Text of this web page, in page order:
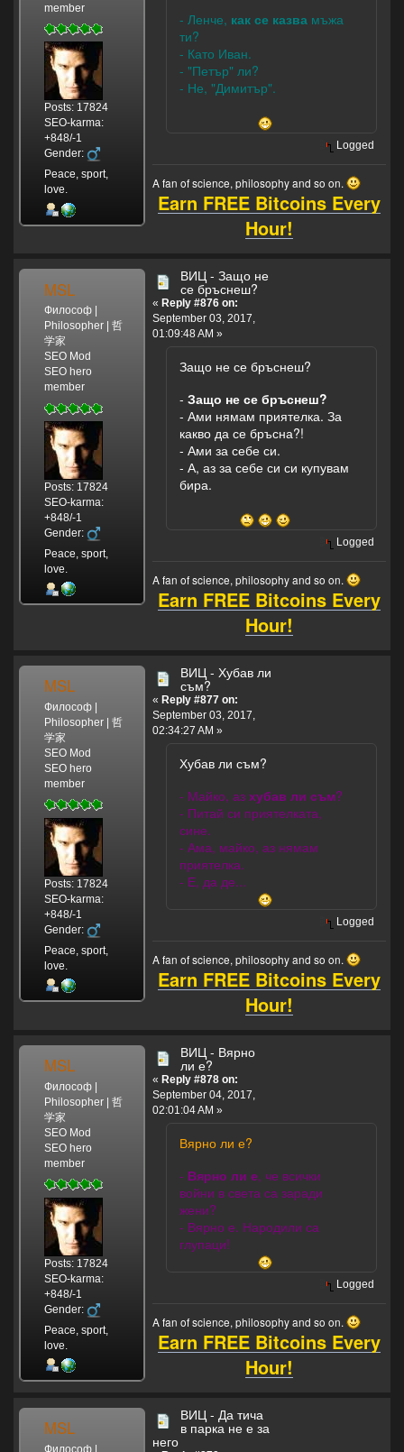
member
Posts: 17824
SEO-karma:
+848/-1
Gender:
Peace, sport,
love.
- Ленче, как се казва мъжа
ти?
- Като Иван.
- "Петър" ли?
- Не, "Димитър".
Logged
A fan of science, philosophy and so on.
Earn FREE Bitcoins Every
Hour!
MSL
Философ |
Philosopher | 哲
学家
SEO Mod
SEO hero
member
Posts: 17824
SEO-karma:
+848/-1
Gender:
Peace, sport,
love.
ВИЦ - Защо не
се бръснеш?
« Reply #876 on:
September 03, 2017,
01:09:48 AM »
Защо не се бръснеш?
- Защо не се бръснеш?
- Ами нямам приятелка. За
какво да се бръсна?!
- Ами за себе си.
- А, аз за себе си си купувам
бира.
Logged
A fan of science, philosophy and so on.
Earn FREE Bitcoins Every
Hour!
MSL
Философ |
Philosopher | 哲
学家
SEO Mod
SEO hero
member
Posts: 17824
SEO-karma:
+848/-1
Gender:
Peace, sport,
love.
ВИЦ - Хубав ли
съм?
« Reply #877 on:
September 03, 2017,
02:34:27 AM »
Хубав ли съм?
- Майко, аз хубав ли съм?
- Питай си приятелката,
сине.
- Ама, майко, аз нямам
приятелка.
- Е, да де...
Logged
A fan of science, philosophy and so on.
Earn FREE Bitcoins Every
Hour!
MSL
Философ |
Philosopher | 哲
学家
SEO Mod
SEO hero
member
Posts: 17824
SEO-karma:
+848/-1
Gender:
Peace, sport,
love.
ВИЦ - Вярно
ли е?
« Reply #878 on:
September 04, 2017,
02:01:04 AM »
Вярно ли е?
- Вярно ли е, че всички
войни в света са заради
жени?
- Вярно е. Народили са
глупаци!
Logged
A fan of science, philosophy and so on.
Earn FREE Bitcoins Every
Hour!
MSL
Философ |
ВИЦ - Да тича
в парка не е за
него